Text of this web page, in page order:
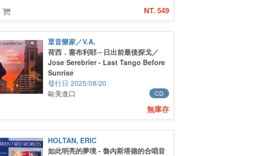
NT. 549
眾音樂家／V.A.
荷西．塞布利耶－日出前最後探戈／
Jose Serebrier - Last Tango Before
Sunrise
2025/08/20
CD
歐美進口
無庫存
HOLTAN, ERIC
如此明亮的夢境 - 魯內斯塔德的合唱音